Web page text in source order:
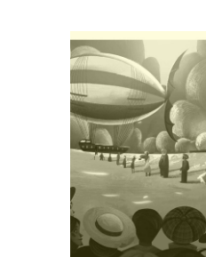
новых
получившие
экспертов» в
будут
вышедших
присылают
новинок, мы
экспертов-
из